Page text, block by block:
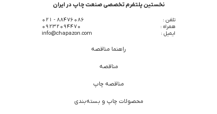
نخستین پلتفرم تخصصی صنعت چاپ در ایران
تلفن :
88476086 - 021
همراه :
09232094470
ایمیل :
info@chapazon.com
راهنما مناقصه
مناقصه
مناقصه چاپ
محصولات چاپ و بسته‌بندی